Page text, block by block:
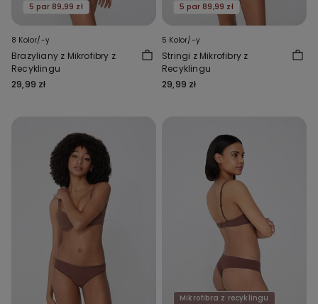
5 par 89,99 zł
8 Kolor/-y
Brazyliany z Mikrofibry z
Recyklingu
29,99 zł
5 par 89,99 zł
5 Kolor/-y
Stringi z Mikrofibry z
Recyklingu
29,99 zł
Mikrofibra z recyklingu